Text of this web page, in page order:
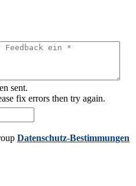
sent.
fix errors then try again.
Datenschutz-Bestimmungen